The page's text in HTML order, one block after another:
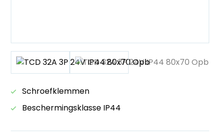
Schroefklemmen
Beschermingsklasse IP44